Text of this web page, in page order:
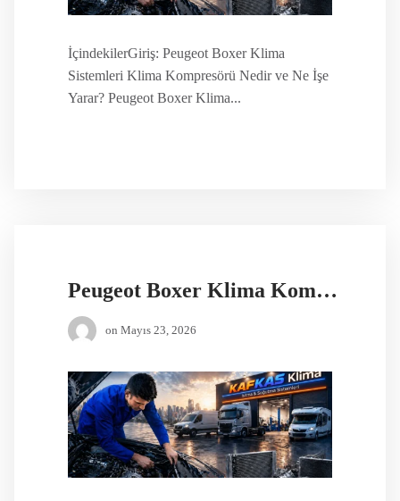
İçindekilerGiriş: Peugeot Boxer Klima
Sistemleri Klima Kompresörü Nedir ve Ne İşe
Yarar? Peugeot Boxer Klima...
Peugeot Boxer Klima Kompresörü Fiyatları
on Mayıs 23, 2026